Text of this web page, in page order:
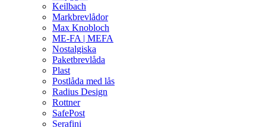
Keilbach
Markbrevlådor
Max Knobloch
ME-FA | MEFA
Nostalgiska
Paketbrevlåda
Plast
Postlåda med lås
Radius Design
Rottner
SafePost
Serafini